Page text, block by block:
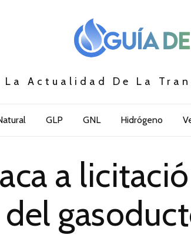
La Actualidad De La
GLP GNL Hidrógeno
a